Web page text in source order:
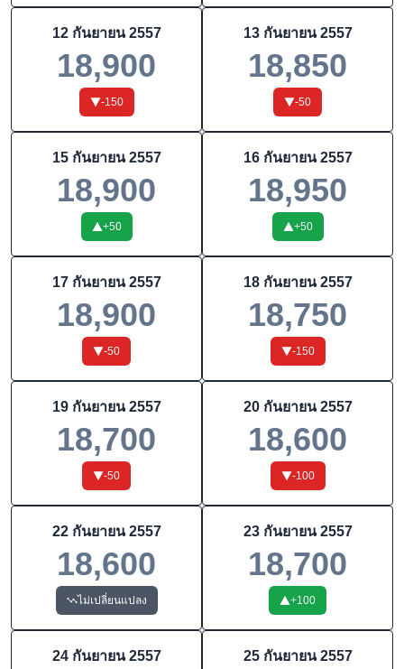
12 กันยายน 2557
18,900
-150
13 กันยายน 2557
18,850
-50
15 กันยายน 2557
18,900
+50
16 กันยายน 2557
18,950
+50
17 กันยายน 2557
18,900
-50
18 กันยายน 2557
18,750
-150
19 กันยายน 2557
18,700
-50
20 กันยายน 2557
18,600
-100
22 กันยายน 2557
18,600
ไม่เปลี่ยนแปลง
23 กันยายน 2557
18,700
+100
24 กันยายน 2557 25 กันยายน 2557